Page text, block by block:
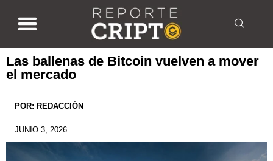
Las ballenas de Bitcoin vuelven a mover
el mercado
POR: REDACCIÓN
JUNIO 3, 2026